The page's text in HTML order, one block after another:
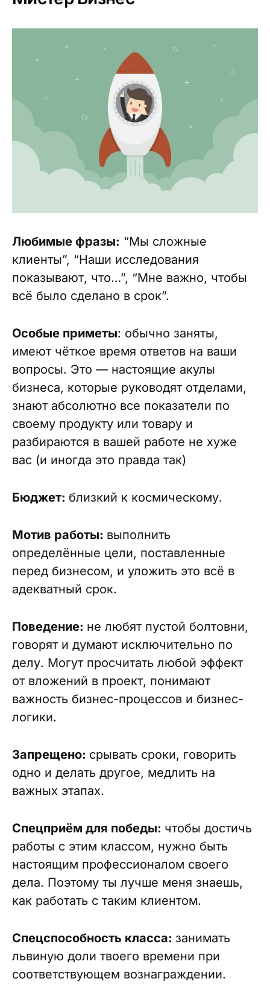
Любимые фразы: “Мы сложные
клиенты”, “Наши исследования
показывают, что…”, “Мне важно, чтобы
всё было сделано в срок”.
Особые приметы: обычно заняты,
имеют чёткое время ответов на ваши
вопросы. Это — настоящие акулы
бизнеса, которые руководят отделами,
знают абсолютно все показатели по
своему продукту или товару и
разбираются в вашей работе не хуже
вас (и иногда это правда так)
Бюджет: близкий к космическому.
Мотив работы: выполнить
определённые цели, поставленные
перед бизнесом, и уложить это всё в
адекватный срок.
Поведение: не любят пустой болтовни,
говорят и думают исключительно по
делу. Могут просчитать любой эффект
от вложений в проект, понимают
важность бизнес-процессов и бизнес-
логики.
Запрещено: срывать сроки, говорить
одно и делать другое, медлить на
важных этапах.
Спецприём для победы: чтобы достичь
работы с этим классом, нужно быть
настоящим профессионалом своего
дела. Поэтому ты лучше меня знаешь,
как работать с таким клиентом.
Спецспособность класса: занимать
львиную доли твоего времени при
соответствующем вознаграждении.